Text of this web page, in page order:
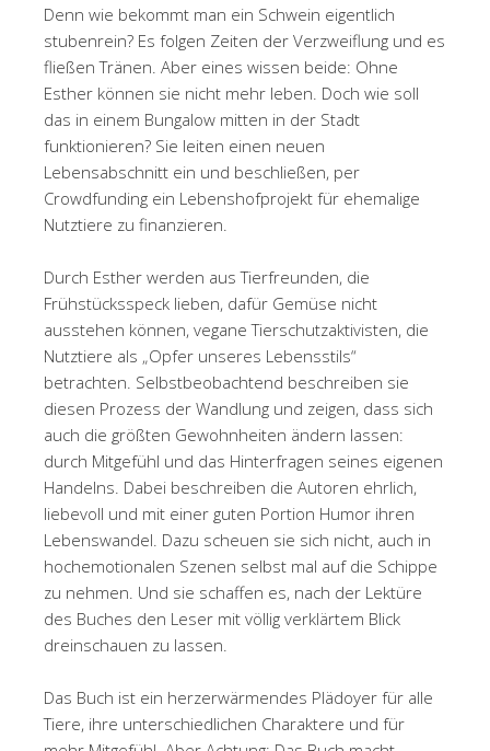
Denn wie bekommt man ein Schwein eigentlich
stubenrein? Es folgen Zeiten der Verzweiflung und es
fließen Tränen. Aber eines wissen beide: Ohne
Esther können sie nicht mehr leben. Doch wie soll
das in einem Bungalow mitten in der Stadt
funktionieren? Sie leiten einen neuen
Lebensabschnitt ein und beschließen, per
Crowdfunding ein Lebenshofprojekt für ehemalige
Nutztiere zu finanzieren.
Durch Esther werden aus Tierfreunden, die
Frühstücksspeck lieben, dafür Gemüse nicht
ausstehen können, vegane Tierschutzaktivisten, die
Nutztiere als „Opfer unseres Lebensstils“
betrachten. Selbstbeobachtend beschreiben sie
diesen Prozess der Wandlung und zeigen, dass sich
auch die größten Gewohnheiten ändern lassen:
durch Mitgefühl und das Hinterfragen seines eigenen
Handelns. Dabei beschreiben die Autoren ehrlich,
liebevoll und mit einer guten Portion Humor ihren
Lebenswandel. Dazu scheuen sie sich nicht, auch in
hochemotionalen Szenen selbst mal auf die Schippe
zu nehmen. Und sie schaffen es, nach der Lektüre
des Buches den Leser mit völlig verklärtem Blick
dreinschauen zu lassen.
Das Buch ist ein herzerwärmendes Plädoyer für alle
Tiere, ihre unterschiedlichen Charaktere und für